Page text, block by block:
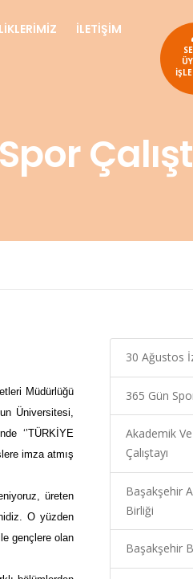
İLETİŞİM
Müdürlüğü
Üniversitesi,
‘’TÜRKİYE
imza atmış
üreten
O yüzden
gençlere olan
30 Ağustos
365 Gün
Akademik
Çalıştayı
Başakşehir
Birliği
Başakşehir